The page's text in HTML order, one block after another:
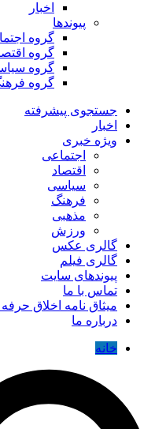
اخبار
پیوندها
گروه
گروه
گروه
گروه
جستجوی پیشرفته
اخبار
ویژه خبری
اجتماعی
اقتصاد
سیاسی
فرهنگ
مذهبی
ورزش
گالری عکس
گالری فیلم
پیوندهای سایت
تماس با ما
میثاق نامه اخلاق
درباره ما
خانه